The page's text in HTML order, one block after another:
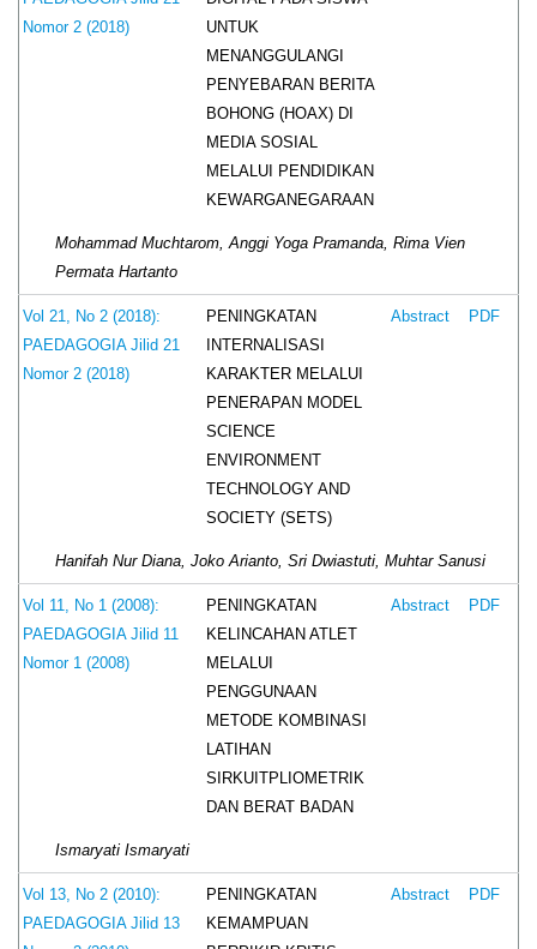
Nomor 2 (2018)
UNTUK
MENANGGULANGI
PENYEBARAN BERITA
BOHONG (HOAX) DI
MEDIA SOSIAL
MELALUI PENDIDIKAN
KEWARGANEGARAAN
Mohammad Muchtarom, Anggi Yoga Pramanda, Rima Vien
Permata Hartanto
Vol 21, No 2 (2018):
PAEDAGOGIA Jilid 21
Nomor 2 (2018)
PENINGKATAN
INTERNALISASI
KARAKTER MELALUI
PENERAPAN MODEL
SCIENCE
ENVIRONMENT
TECHNOLOGY AND
SOCIETY (SETS)
Abstract PDF
Hanifah Nur Diana, Joko Arianto, Sri Dwiastuti, Muhtar Sanusi
Vol 11, No 1 (2008):
PAEDAGOGIA Jilid 11
Nomor 1 (2008)
PENINGKATAN
KELINCAHAN ATLET
MELALUI
PENGGUNAAN
METODE KOMBINASI
LATIHAN
SIRKUITPLIOMETRIK
DAN BERAT BADAN
Abstract PDF
Ismaryati Ismaryati
Vol 13, No 2 (2010):
PAEDAGOGIA Jilid 13
PENINGKATAN
KEMAMPUAN
Abstract PDF